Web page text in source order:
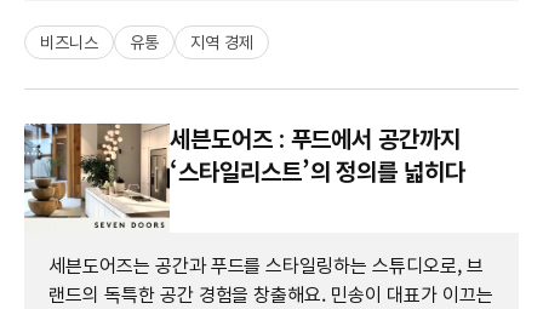
비즈니스 유통 지역 경제
세븐도어즈 : 푸드에서 공간까지
‘스타일리스트’의 정의를 넓히다
세븐도어즈는 공간과 푸드를 스타일링하는 스튜디오로, 브
랜드의 독특한 공간 경험을 창출해요. 민송이 대표가 이끄는